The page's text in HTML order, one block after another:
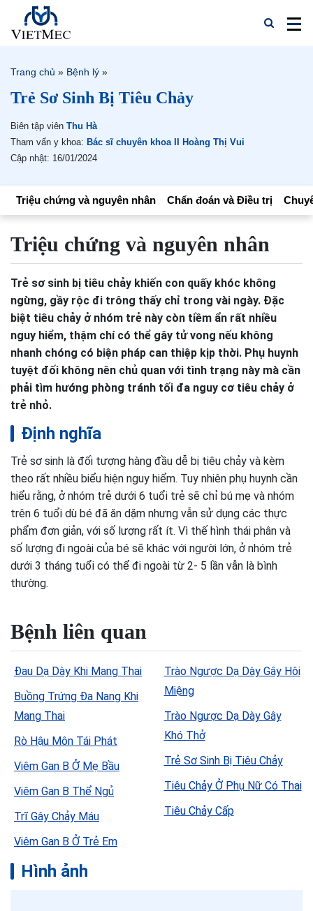
Trang chủ » Bệnh lý »
Trẻ Sơ Sinh Bị Tiêu Chảy
Biên tập viên Thu Hà
Tham vấn y khoa: Bác sĩ chuyên khoa II Hoàng Thị Vui
Cập nhật: 16/01/2024
Triệu chứng và nguyên nhân Chẩn đoán và Điều trị
Triệu chứng và nguyên nhân
Trẻ sơ sinh bị tiêu chảy khiến con quấy khóc không
ngừng, gầy rộc đi trông thấy chỉ trong vài ngày. Đặc
biệt tiêu chảy ở nhóm trẻ này còn tiềm ẩn rất nhiều
nguy hiểm, thậm chí có thể gây tử vong nếu không
nhanh chóng có biện pháp can thiệp kịp thời. Phụ huynh
tuyệt đối không nên chủ quan với tình trạng này mà cần
phải tìm hướng phòng tránh tối đa nguy cơ tiêu chảy ở
trẻ nhỏ.
Định nghĩa
Trẻ sơ sinh là đối tượng hàng đầu dễ bị tiêu chảy và kèm
theo rất nhiều biểu hiện nguy hiểm. Tuy nhiên phụ huynh cần
hiểu rằng, ở nhóm trẻ dưới 6 tuổi trẻ sẽ chỉ bú mẹ và nhóm
trên 6 tuổi dù bé đã ăn dặm nhưng vẫn sử dụng các thực
phẩm đơn giản, với số lượng rất ít. Vì thế hình thái phân và
số lượng đi ngoài của bé sẽ khác với người lớn, ở nhóm trẻ
dưới 3 tháng tuổi có thể đi ngoài từ 2- 5 lần vẫn là bình
thường.
Bệnh liên quan
Đau Dạ Dày Khi Mang Thai
Buồng Trứng Đa Nang Khi
Mang Thai
Rò Hậu Môn Tái Phát
Viêm Gan B Ở Mẹ Bầu
Viêm Gan B Thể Ngủ
Trĩ Gây Chảy Máu
Viêm Gan B Ở Trẻ Em
Trào Ngược Dạ Dày Gây Hôi
Miệng
Trào Ngược Dạ Dày Gây
Khó Thở
Trẻ Sơ Sinh Bị Tiêu Chảy
Tiêu Chảy Ở Phụ Nữ Có Thai
Tiêu Chảy Cấp
Hình ảnh